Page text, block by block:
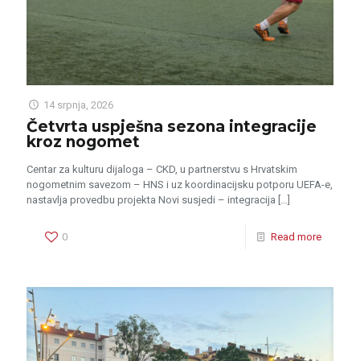
14 srpnja, 2026
Četvrta uspješna sezona integracije
kroz nogomet
Centar za kulturu dijaloga – CKD, u partnerstvu s Hrvatskim
nogometnim savezom – HNS i uz koordinacijsku potporu UEFA-e,
nastavlja provedbu projekta Novi susjedi – integracija […]
0 Read more